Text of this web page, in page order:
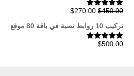
تم التقييم
$450.00
السعر
الأصلي
هو:
$270.00 السعر
تركيب 10 روابط نصية في باقة 80 موقع
تم التقييم
$500.00